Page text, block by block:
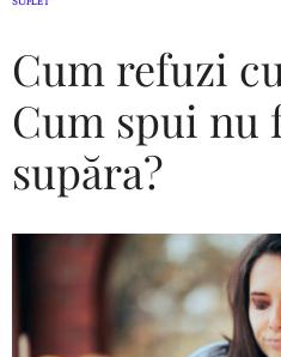
Cum refuzi
Cum spui nu
supăra?